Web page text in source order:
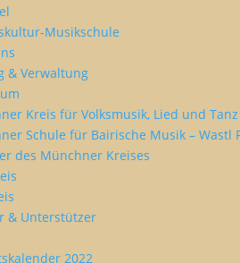
& Verwaltung
Kreis für Volksmusik, Lied und Tanz
Schule für Bairische Musik – Wastl
des Münchner Kreises
& Unterstützer
2022